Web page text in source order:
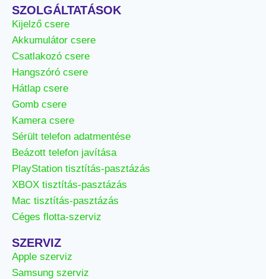
SZOLGÁLTATÁSOK
Kijelző csere
Akkumulátor csere
Csatlakozó csere
Hangszóró csere
Hátlap csere
Gomb csere
Kamera csere
Sérült telefon adatmentése
Beázott telefon javítása
PlayStation tisztítás-pasztázás
XBOX tisztítás-pasztázás
Mac tisztítás-pasztázás
Céges flotta-szerviz
SZERVIZ
Apple szerviz
Samsung szerviz